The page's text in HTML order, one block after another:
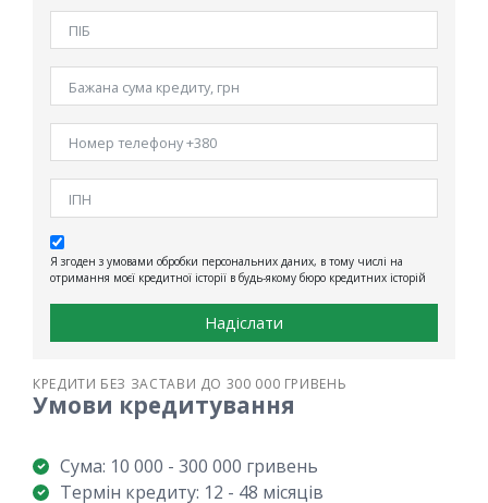
Я згоден з умовами обробки персональних даних, в тому числі на
отримання моєї кредитної історії в будь-якому бюро кредитних історій
Надіслати
КРЕДИТИ БЕЗ ЗАСТАВИ ДО 300 000 ГРИВЕНЬ
Умови кредитування
Сума: 10 000 - 300 000 гривень
Термін кредиту: 12 - 48 місяців